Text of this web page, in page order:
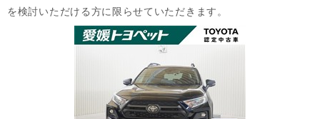
を検討いただける方に限らせていただきます。